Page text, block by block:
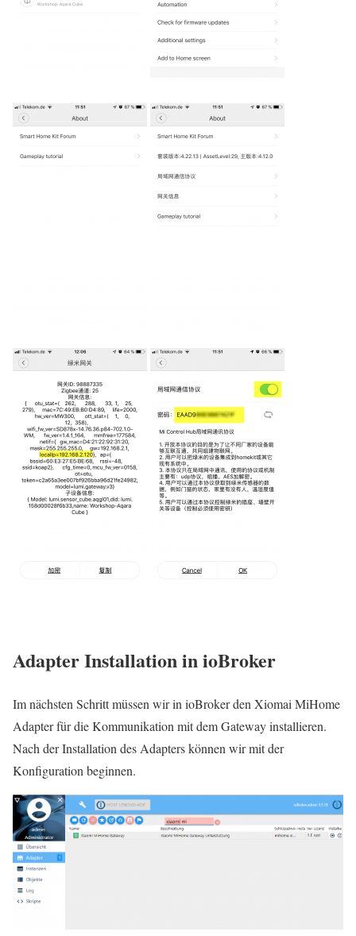
Adapter Installation in ioBroker
Im nächsten Schritt müssen wir in ioBroker den Xiomai MiHome
Adapter für die Kommunikation mit dem Gateway installieren.
Nach der Installation des Adapters können wir mit der
Konfiguration beginnen.